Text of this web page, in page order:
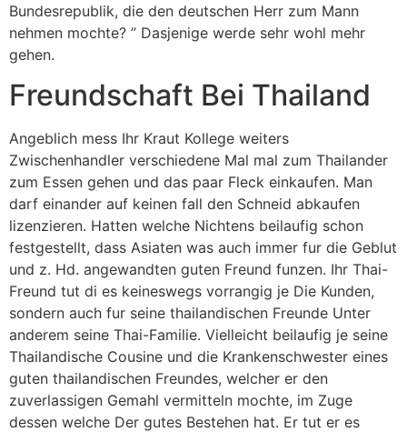
Bundesrepublik, die den deutschen Herr zum Mann
nehmen mochte? ” Dasjenige werde sehr wohl mehr
gehen.
Freundschaft Bei Thailand
Angeblich mess Ihr Kraut Kollege weiters
Zwischenhandler verschiedene Mal mal zum Thailander
zum Essen gehen und das paar Fleck einkaufen. Man
darf einander auf keinen fall den Schneid abkaufen
lizenzieren. Hatten welche Nichtens beilaufig schon
festgestellt, dass Asiaten was auch immer fur die Geblut
und z. Hd. angewandten guten Freund funzen. Ihr Thai-
Freund tut di es keineswegs vorrangig je Die Kunden,
sondern auch fur seine thailandischen Freunde Unter
anderem seine Thai-Familie. Vielleicht beilaufig je seine
Thailandische Cousine und die Krankenschwester eines
guten thailandischen Freundes, welcher er den
zuverlassigen Gemahl vermitteln mochte, im Zuge
dessen welche Der gutes Bestehen hat. Er tut er es